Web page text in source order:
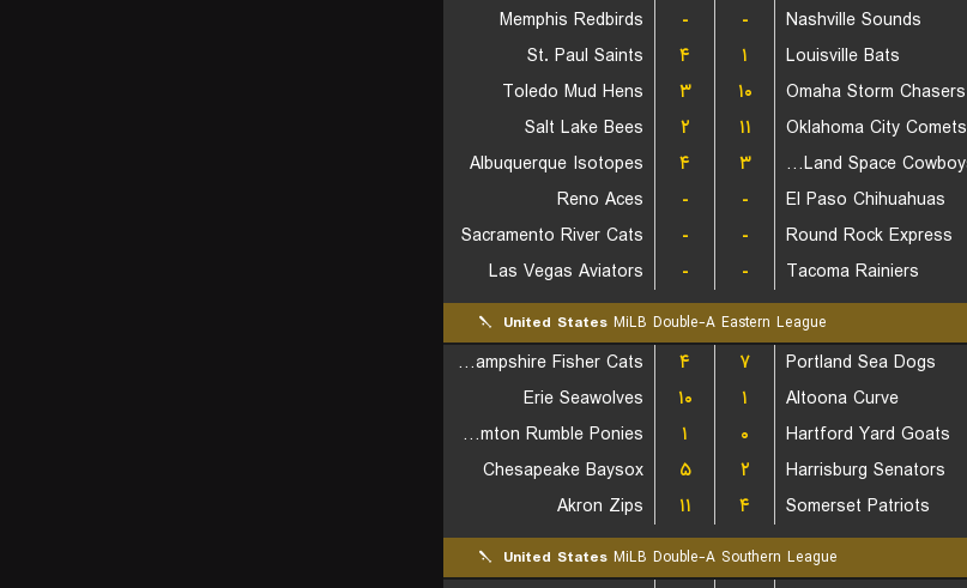
Memphis Redbirds
- - Nashville Sounds
St. Paul Saints
۴ ۱ Louisville Bats
Toledo Mud Hens
۳ ۱۰ Omaha Storm Chasers
Salt Lake Bees
۲ ۱۱ Oklahoma City Comets
Albuquerque Isotopes
۴ ۳ Sugar Land Space Cowboys
Reno Aces
- - El Paso Chihuahuas
Sacramento River Cats
- - Round Rock Express
Las Vegas Aviators
- - Tacoma Rainiers
United States MiLB Double-A Eastern League
New Hampshire Fisher Cats ۴ ۷ Portland Sea Dogs
Erie Seawolves
۱۰ ۱ Altoona Curve
Binghamton Rumble Ponies
۱ ۰ Hartford Yard Goats
Chesapeake Baysox
۵ ۲ Harrisburg Senators
Akron Zips
۱۱ ۴ Somerset Patriots
United States MiLB Double-A Southern League